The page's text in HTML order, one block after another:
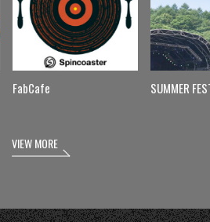
FabCafe SUMMER
VIEW MORE